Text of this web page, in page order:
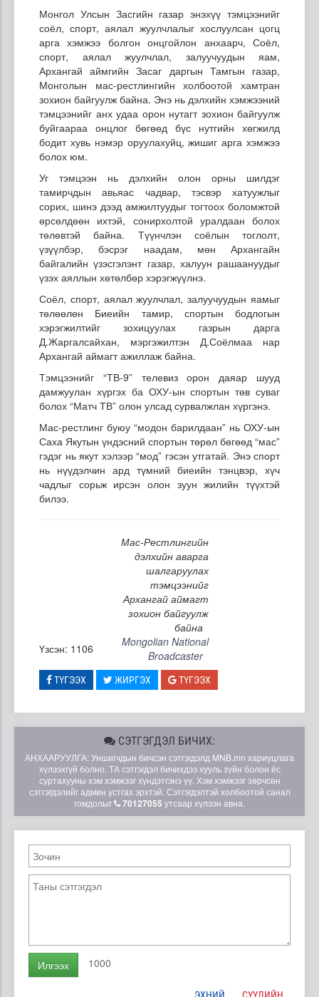
Монгол Улсын Засгийн газар энэхүү тэмцээнийг
соёл, спорт, аялал жуулчлалыг хослуулсан цогц
арга хэмжээ болгон онцгойлон анхаарч, Соёл,
спорт, аялал жуулчлал, залуучуудын яам,
Архангай аймгийн Засаг даргын Тамгын газар,
Монголын мас-рестлингийн холбоотой хамтран
зохион байгуулж байна. Энэ нь дэлхийн хэмжээний
тэмцээнийг анх удаа орон нутагт зохион байгуулж
буйгаараа онцлог бөгөөд бүс нутгийн хөгжилд
бодит хувь нэмэр оруулахуйц, жишиг арга хэмжээ
болох юм.
Уг тэмцээн нь дэлхийн олон орны шилдэг
тамирчдын авьяас чадвар, тэсвэр хатуужлыг
сорих, шинэ дээд амжилтуудыг тогтоох боломжтой
өрсөлдөөн ихтэй, сонирхолтой уралдаан болох
төлөвтэй байна. Түүнчлэн соёлын тоглолт,
үзүүлбэр, бэсрэг наадам, мөн Архангайн
байгалийн үзэсгэлэнт газар, халуун рашаануудыг
үзэх аяллын хөтөлбөр хэрэгжүүлнэ.
Соёл, спорт, аялал жуулчлал, залуучуудын яамыг
төлөөлөн Биеийн тамир, спортын бодлогын
хэрэгжилтийг зохицуулах газрын дарга
Д.Жаргалсайхан, мэргэжилтэн Д.Соёлмаа нар
Архангай аймагт ажиллаж байна.
Тэмцээнийг “ТВ-9” телевиз орон даяар шууд
дамжуулан хүргэх ба ОХУ-ын спортын төв суваг
болох “Матч ТВ” олон улсад сурвалжлан хүргэнэ.
Мас-рестлинг буюу “модон барилдаан” нь ОХУ-ын
Саха Якутын үндэсний спортын төрөл бөгөөд “мас”
гэдэг нь якут хэлээр “мод” гэсэн утгатай. Энэ спорт
нь нүүдэлчин ард түмний биеийн тэнцвэр, хүч
чадлыг сорьж ирсэн олон зуун жилийн түүхтэй
билээ.
Мас-Рестлингийн
дэлхийн аварга
шалгаруулах
тэмцээнийг
Архангай аймагт
зохион байгуулж
байна
Үзсэн: 1106
Mongolian National
Broadcaster
ТҮГЭЭХ ЖИРГЭХ ТҮГЭЭХ
СЭТГЭГДЭЛ БИЧИХ:
АНХААРУУЛГА: Уншигчдын бичсэн сэтгэгдэлд MNB.mn хариуцлага
хүлээхгүй болно. ТА сэтгэгдэл бичихдээ хууль зүйн болон ёс
суртахууны хэм хэмжээг хүндэтгэнэ үү. Хэм хэмжээг зөрчсөн
сэтгэгдэлийг админ устгах эрхтэй. Сэтгэгдэлтэй холбоотой санал
гомдолыг
70127055 утсаар хүлээн авна.
Илгээх 1000
ЭХНИЙ СҮҮЛИЙН